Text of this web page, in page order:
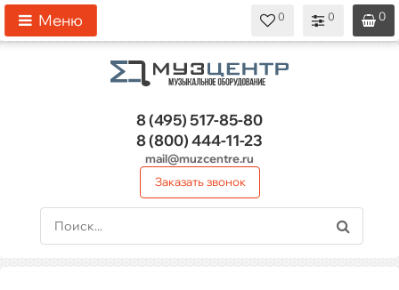
0
0
0
Меню
8 (495)517-85-80
8 (800)444-11-23
mail@muzcentre.ru
Заказать звонок